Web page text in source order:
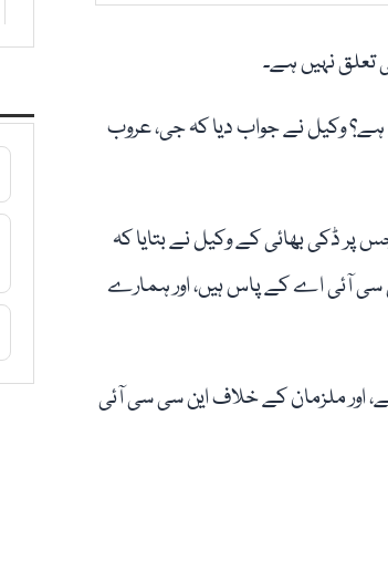
تعلق نہیں ہے۔
وکیل نے جواب دیا کہ جی، عروب
ڈکی بھائی کے وکیل نے بتایا کہ
سی آئی اے کے پاس ہیں، اور ہمارے
اور ملزمان کے خلاف این سی سی آئی